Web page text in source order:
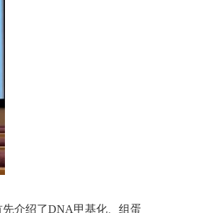
先介绍了DNA甲基化、组蛋